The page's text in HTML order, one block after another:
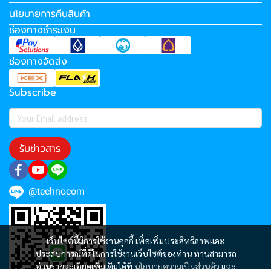
เว็บไซต์นี้มีการใช้งานคุกกี้ เพื่อเพิ่มประสิทธิภาพและ
ประสบการณ์ที่ดีในการใช้งานเว็บไซต์ของท่าน ท่านสามารถ
อ่านรายละเอียดเพิ่มเติมได้ที่ นโยบายความเป็นส่วนตัว และ
นโยบายการคืนสินค้า
ช่องทางชำระเงิน
ช่องทางจัดส่ง
Subscribe
รับข่าวสาร
@technocom